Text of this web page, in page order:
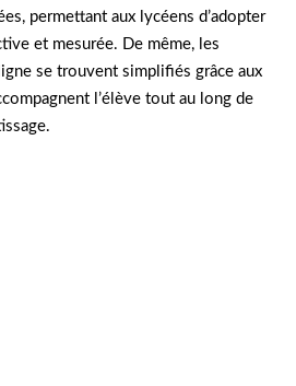
permettant aux lycéens d’adopter
et mesurée. De même, les
se trouvent simplifiés grâce aux
l’élève tout au long de